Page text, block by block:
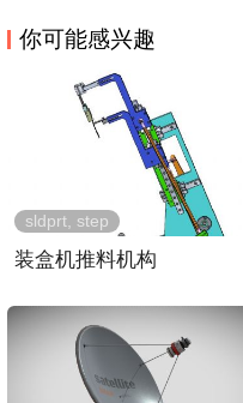
你可能感兴趣
装盒机推料机构
sldprt, step